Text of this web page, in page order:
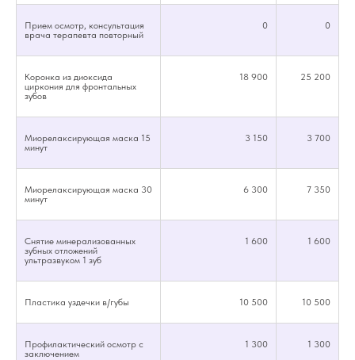
Прием осмотр, консультация
врача терапевта повторный
0 0
Коронка из диоксида
циркония для фронтальных
зубов
18 900 25 200
Миорелаксирующая маска 15
минут
3 150 3 700
Миорелаксирующая маска 30
минут
6 300 7 350
Снятие минерализованных
зубных отложений
ультразвуком 1 зуб
1 600 1 600
Пластика уздечки в/губы 10 500 10 500
Профилактический осмотр с
заключением
1 300 1 300